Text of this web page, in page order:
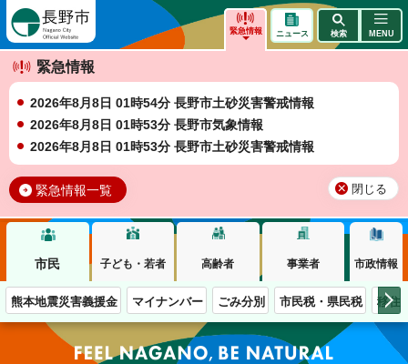
緊急情報
緊急情報
2026年8月8日 01時54分 長野市土砂災害警戒情報
2026年8月8日 01時53分 長野市気象情報
2026年8月8日 01時53分 長野市土砂災害警戒情報
緊急情報一覧 閉じる
ニュース 検索 MENU
市民 子ども・若者 高齢者 事業者 市政情報
熊本地震災害義援金 マイナンバー ごみ分別 市民税・県民税 移住
この街で、わたしらしく生きる。長野市